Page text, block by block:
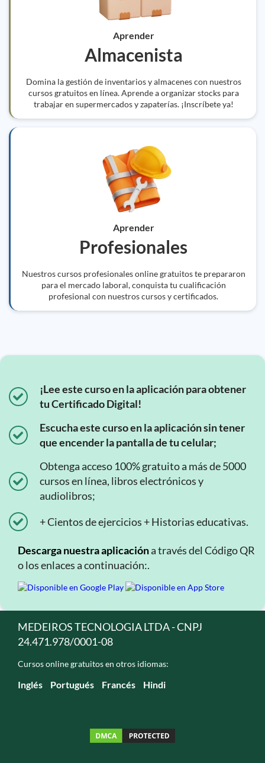
Aprender
Almacenista
Domina la gestión de inventarios y almacenes con nuestros
cursos gratuitos en línea. Aprende a organizar stocks para
trabajar en supermercados y zapaterías. ¡Inscríbete ya!
Aprender
Profesionales
Nuestros cursos profesionales online gratuitos te prepararon
para el mercado laboral, conquista tu cualificación
profesional con nuestros cursos y certificados.
¡Lee este curso en la aplicación para obtener
tu Certificado Digital!
Escucha este curso en la aplicación sin tener
que encender la pantalla de tu celular;
Obtenga acceso 100% gratuito a más de 5000
cursos en línea, libros electrónicos y
audiolibros;
+ Cientos de ejercicios + Historias educativas.
Descarga nuestra aplicacióna través del Código QR
o los enlaces a continuación:.
MEDEIROS TECNOLOGIA LTDA - CNPJ
24.471.978/0001-08
Cursos online gratuitos en otros idiomas:
Inglés Portugués Francés Hindi